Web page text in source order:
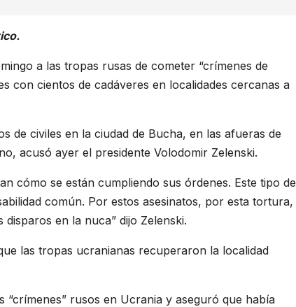
a las tropas rusas de cometer “crímenes de
con cientos de cadáveres en localidades cercanas a
de civiles en la ciudad de Bucha, en las afueras de
acusó ayer el presidente Volodomir Zelenski.
cómo se están cumpliendo sus órdenes. Este tipo de
común. Por estos asesinatos, por esta tortura,
en la nuca” dijo Zelenski.
las tropas ucranianas recuperaron la localidad
rusos en Ucrania y aseguró que había